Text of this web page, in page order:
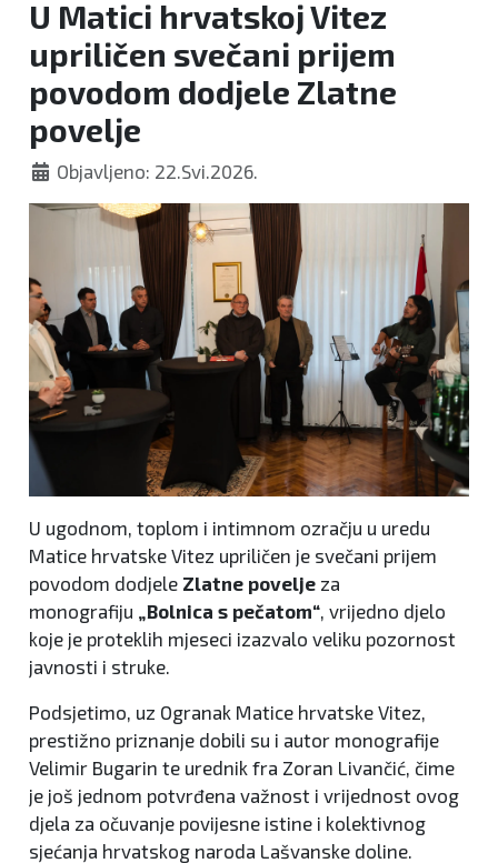
U Matici hrvatskoj Vitez
upriličen svečani prijem
povodom dodjele Zlatne
povelje
Objavljeno: 22.Svi.2026.
U ugodnom, toplom i intimnom ozračju u uredu
Matice hrvatske Vitez upriličen je svečani prijem
povodom dodjele Zlatne povelje za
monografiju „Bolnica s pečatom“, vrijedno djelo
koje je proteklih mjeseci izazvalo veliku pozornost
javnosti i struke.
Podsjetimo, uz Ogranak Matice hrvatske Vitez,
prestižno priznanje dobili su i autor monografije
Velimir Bugarin te urednik fra Zoran Livančić, čime
je još jednom potvrđena važnost i vrijednost ovog
djela za očuvanje povijesne istine i kolektivnog
sjećanja hrvatskog naroda Lašvanske doline.